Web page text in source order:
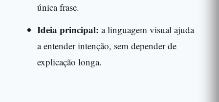
única frase.
Ideia principal: a linguagem visual ajuda
a entender intenção, sem depender de
explicação longa.